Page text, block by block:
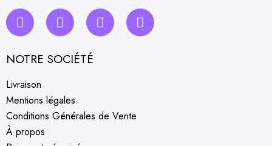
NOTRE SOCIÉTÉ
Livraison
Mentions légales
Conditions Générales de Vente
À propos